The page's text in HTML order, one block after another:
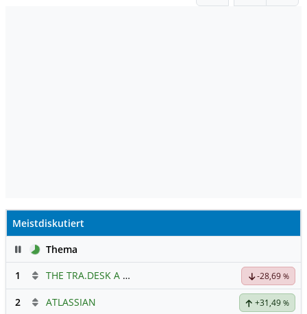
Meistdiskutiert
PauseThema
1
THE TRA.DESK A DL-,000001 -28,69 %
2 ATLASSIAN +31,49 %